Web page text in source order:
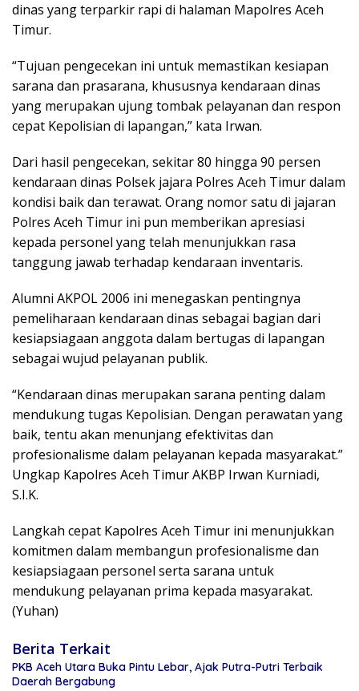
dinas yang terparkir rapi di halaman Mapolres Aceh
Timur.
“Tujuan pengecekan ini untuk memastikan kesiapan
sarana dan prasarana, khususnya kendaraan dinas
yang merupakan ujung tombak pelayanan dan respon
cepat Kepolisian di lapangan,” kata Irwan.
Dari hasil pengecekan, sekitar 80 hingga 90 persen
kendaraan dinas Polsek jajara Polres Aceh Timur dalam
kondisi baik dan terawat. Orang nomor satu di jajaran
Polres Aceh Timur ini pun memberikan apresiasi
kepada personel yang telah menunjukkan rasa
tanggung jawab terhadap kendaraan inventaris.
Alumni AKPOL 2006 ini menegaskan pentingnya
pemeliharaan kendaraan dinas sebagai bagian dari
kesiapsiagaan anggota dalam bertugas di lapangan
sebagai wujud pelayanan publik.
“Kendaraan dinas merupakan sarana penting dalam
mendukung tugas Kepolisian. Dengan perawatan yang
baik, tentu akan menunjang efektivitas dan
profesionalisme dalam pelayanan kepada masyarakat.”
Ungkap Kapolres Aceh Timur AKBP Irwan Kurniadi,
S.I.K.
Langkah cepat Kapolres Aceh Timur ini menunjukkan
komitmen dalam membangun profesionalisme dan
kesiapsiagaan personel serta sarana untuk
mendukung pelayanan prima kepada masyarakat.
(Yuhan)
Berita Terkait
PKB Aceh Utara Buka Pintu Lebar, Ajak Putra-Putri Terbaik
Daerah Bergabung